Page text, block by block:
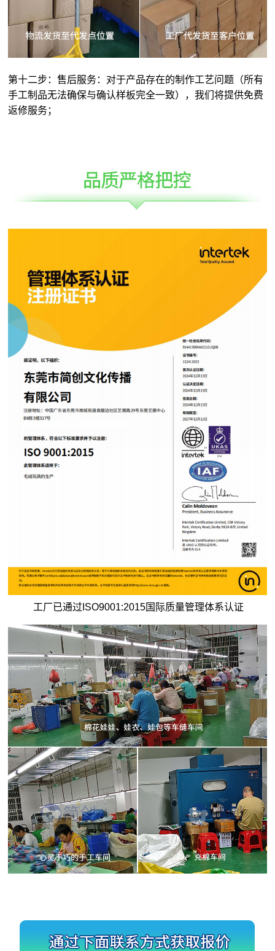
第十二步：售后服务：对于产品存在的制作工艺问题（所有
手工制品无法确保与确认样板完全一致），我们将提供免费
返修服务；
工厂已通过ISO9001:2015国际质量管理体系认证